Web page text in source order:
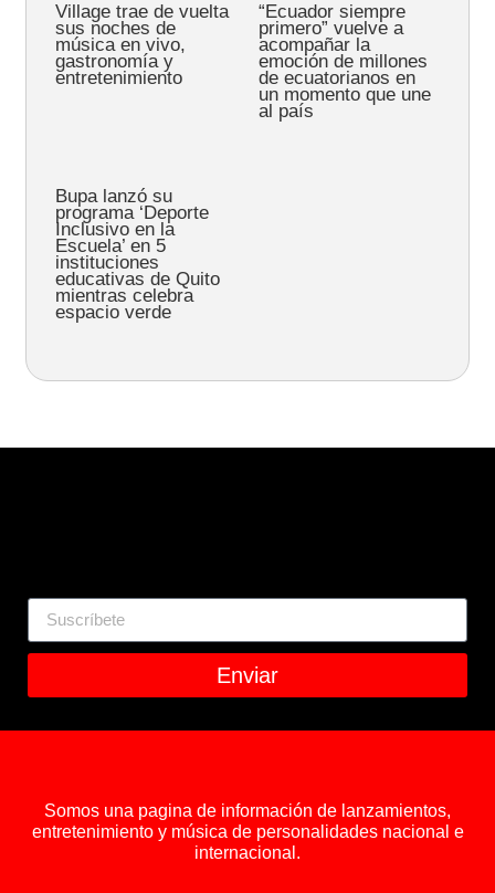
Village trae de vuelta
sus noches de
música en vivo,
gastronomía y
entretenimiento
“Ecuador siempre
primero” vuelve a
acompañar la
emoción de millones
de ecuatorianos en
un momento que une
al país
Bupa lanzó su
programa ‘Deporte
Inclusivo en la
Escuela’ en 5
instituciones
educativas de Quito
mientras celebra
espacio verde
Enviar
Somos una pagina de información de lanzamientos,
entretenimiento y música de personalidades nacional e
internacional.